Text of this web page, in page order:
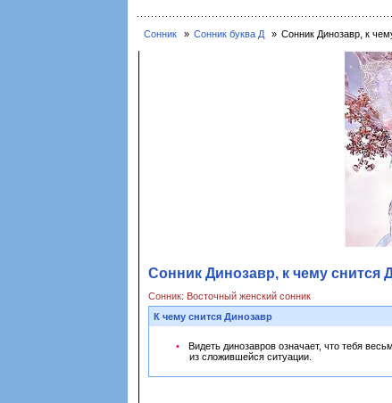
Сонник Сонник буква Д Сонник Динозавр, к
Сонник Динозавр, к чему снится
Сонник: Восточный женский сонник
К чему снится Динозавр
Видеть динозавров означает, что тебя
из сложившейся ситуации.